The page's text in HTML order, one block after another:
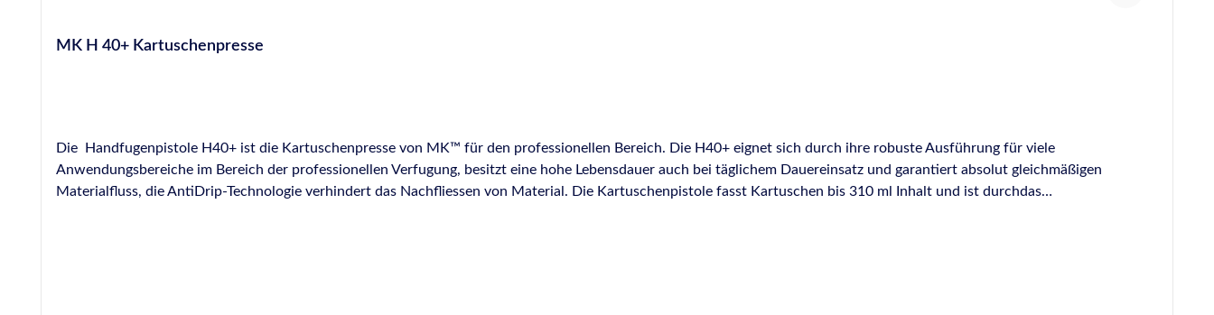
MK H 40+ Kartuschenpresse
Die Handfugenpistole H40+ ist die Kartuschenpresse von MK™ für den professionellen Bereich. Die H40+ eignet sich durch ihre robuste Ausführung für viele
Anwendungsbereiche im Bereich der professionellen Verfugung, besitzt eine hohe Lebensdauer auch bei täglichem Dauereinsatz und garantiert absolut gleichmäßigen
Materialfluss, die AntiDrip-Technologie verhindert das Nachfliessen von Material. Die Kartuschenpistole fasst Kartuschen bis 310 ml Inhalt und ist durchdas